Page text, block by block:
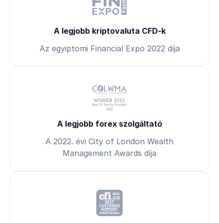
A legjobb kriptovaluta CFD-k
Az egyiptomi Financial Expo 2022 díja
A legjobb forex szolgáltató
A 2022. évi City of London Wealth
Management Awards díja